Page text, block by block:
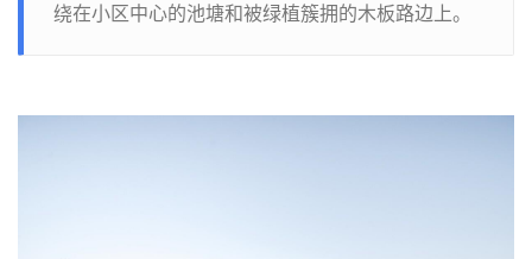
绕在小区中心的池塘和被绿植簇拥的木板路边上。